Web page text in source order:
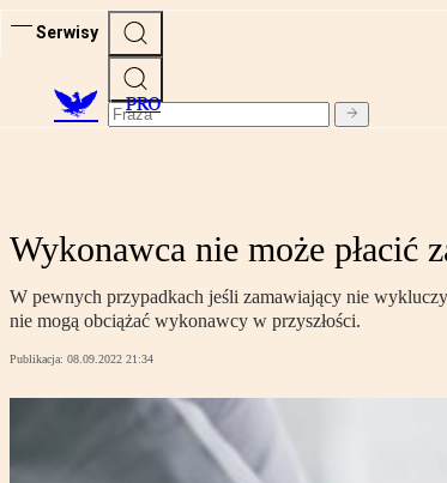
Serwisy
PRO
Wykonawca nie może płacić
W pewnych przypadkach jeśli zamawiający nie
nie mogą obciążać wykonawcy w przyszłości.
Publikacja: 08.09.2022 21:34